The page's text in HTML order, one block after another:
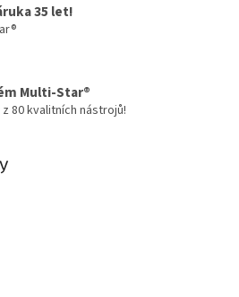
35 let!
Multi-Star®
80 kvalitních nástrojů!